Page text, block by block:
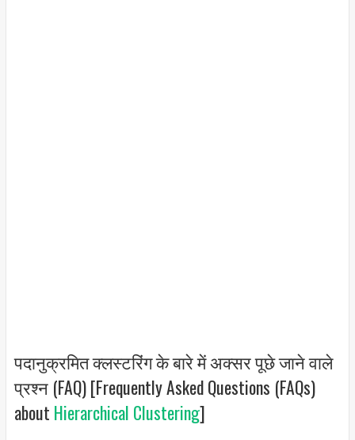
पदानुक्रमित क्लस्टरिंग के बारे में अक्सर पूछे जाने वाले
प्रश्न (FAQ) [Frequently Asked Questions (FAQs)
about Hierarchical Clustering]